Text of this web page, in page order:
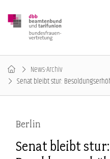
News-Archiv
Senat bleibt stur:
Berlin
Senat bleibt stur: